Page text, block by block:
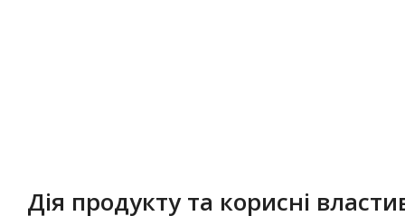
Дія продукту та корисні